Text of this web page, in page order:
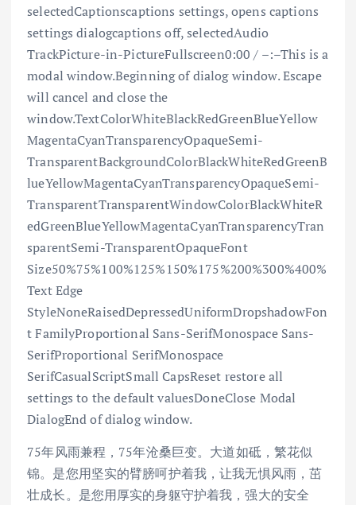
selectedCaptionscaptions settings, opens captions
settings dialogcaptions off, selectedAudio
TrackPicture-in-PictureFullscreen0:00 / –:–This is a
modal window.Beginning of dialog window. Escape
will cancel and close the
window.TextColorWhiteBlackRedGreenBlueYellow
MagentaCyanTransparencyOpaqueSemi-
TransparentBackgroundColorBlackWhiteRedGreenB
lueYellowMagentaCyanTransparencyOpaqueSemi-
TransparentTransparentWindowColorBlackWhiteR
edGreenBlueYellowMagentaCyanTransparencyTran
sparentSemi-TransparentOpaqueFont
Size50%75%100%125%150%175%200%300%400%
Text Edge
StyleNoneRaisedDepressedUniformDropshadowFon
t FamilyProportional Sans-SerifMonospace Sans-
SerifProportional SerifMonospace
SerifCasualScriptSmall CapsReset restore all
settings to the default valuesDoneClose Modal
DialogEnd of dialog window.
75年风雨兼程，75年沧桑巨变。大道如砥，繁花似
锦。是您用坚实的臂膀呵护着我，让我无惧风雨，茁
壮成长。是您用厚实的身躯守护着我，强大的安全